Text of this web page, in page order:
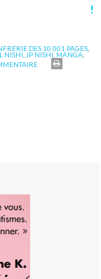
!
DES 10 001 PAGES
NISHI JP NISHI MANGA